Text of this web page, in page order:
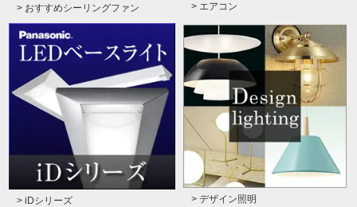
> おすすめシーリングファン > エアコン
> iDシリーズ > デザイン照明